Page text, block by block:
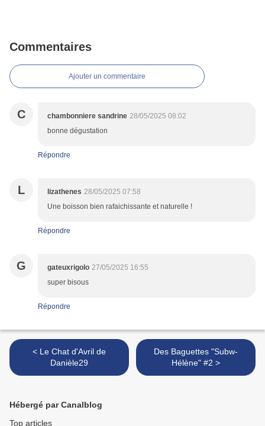
Commentaires
Ajouter un commentaire
C chambonniere sandrine 28/05/2025 08:02
bonne dégustation
Répondre
L lizathenes 28/05/2025 07:58
Une boisson bien rafaichissante et naturelle !
Répondre
G gateuxrigolo 27/05/2025 16:55
super bisous
Répondre
< Le Chat d'Avril de
Danièle29
Des Baguettes "Subw-
Hélène" #2 >
Hébergé par Canalblog
Top articles